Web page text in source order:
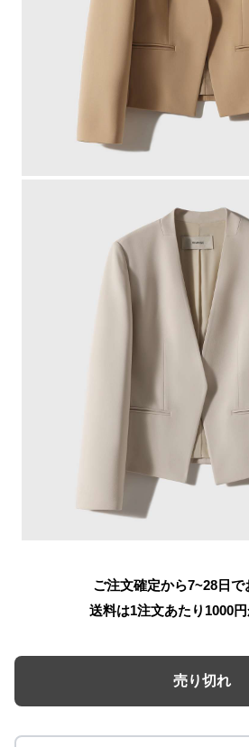
ご注文確定から7~28日で
送料は1注文あたり 1000
売り切れ